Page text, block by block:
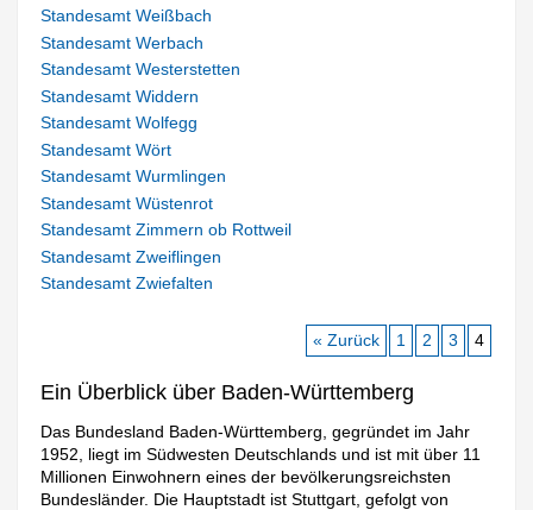
Standesamt Weißbach
Standesamt Werbach
Standesamt Westerstetten
Standesamt Widdern
Standesamt Wolfegg
Standesamt Wört
Standesamt Wurmlingen
Standesamt Wüstenrot
Standesamt Zimmern ob Rottweil
Standesamt Zweiflingen
Standesamt Zwiefalten
« Zurück 1 2 3 4
Ein Überblick über Baden-Württemberg
Das Bundesland Baden-Württemberg, gegründet im Jahr
1952, liegt im Südwesten Deutschlands und ist mit über 11
Millionen Einwohnern eines der bevölkerungsreichsten
Bundesländer. Die Hauptstadt ist Stuttgart, gefolgt von